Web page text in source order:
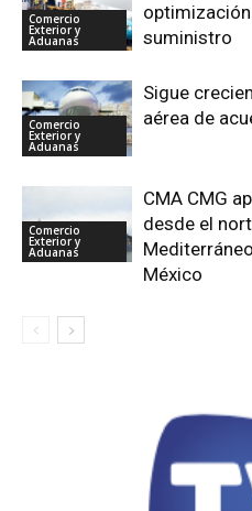
Comercio
Exterior y
Aduanas
suministro
Comercio
Exterior y
Aduanas
Sigue
aérea de
Comercio
Exterior y
Aduanas
CMA CMG
desde el
México